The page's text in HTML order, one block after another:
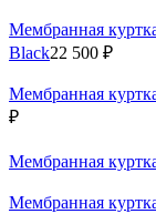
Мембранная
Black22 500 ₽
Мембранная
₽
Мембранная
Мембранная